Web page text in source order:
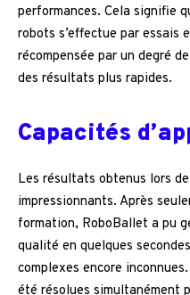
performances. Cela signifie
robots s’effectue par essais
récompensée par un degré
des résultats plus rapides.
Capacités
Les résultats obtenus lors
impressionnants. Après
formation, RoboBallet a pu
qualité en quelques
complexes encore inconnues.
été résolues simultanément